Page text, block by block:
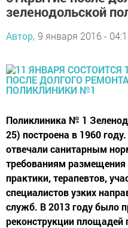
зеленодольской
Автор, 9 января 2016 -
Поликлиника № 1
25) построена в 1960
отвечали санитарным
требованиям
практики, терапевтов,
специалистов узких
служб. В 2013 году было
реконструкции площадей